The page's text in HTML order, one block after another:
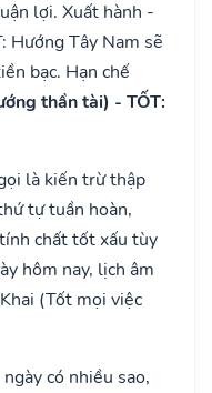
lợi. Xuất hành -
Hướng Tây Nam sẽ
bạc. Hạn chế
thần tài) - TỐT:
là kiến trừ thập
tự tuần hoàn,
chất tốt xấu tùy
hôm nay, lịch âm
(Tốt mọi việc
có nhiều sao,